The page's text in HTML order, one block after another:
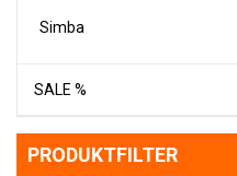
Simba
SALE %
PRODUKTFILTER